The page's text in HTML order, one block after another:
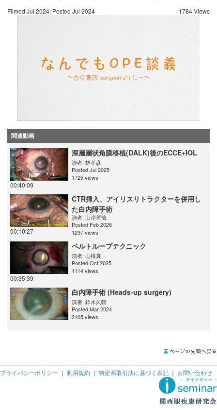
Filmed Jul 2024; Posted Jul 2024 1784 Views
関連動画
00:40:09
深層層状角膜移植(DALK)後のECCE+IOL
演者: 林孝彦
Posted Jul 2025
1725 views
00:10:27
CTR挿入、アイリスリトラクターを併用し
た白内障手術
演者: 山岸哲哉
Posted Feb 2026
1297 views
00:35:39
ベルトループテクニック
演者: 山根真
Posted Oct 2025
1114 views
白内障手術 (Heads-up surgery)
演者: 鈴木久晴
Posted Mar 2024
2105 views
プライバシーポリシー ｜ 利用規約 ｜ 特定商取引法に基づく表記 ｜ お問い合わせ